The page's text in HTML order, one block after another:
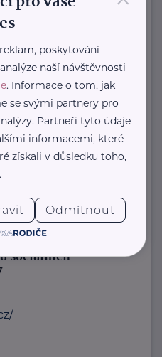
úřad Středočeský
zvláštní péči ...
sociálních
poskytování
naší návštěvnosti
. Informace o tom, jak
se svými partnery pro
Partneři tyto údaje
informacemi, které
získali v důsledku toho,
Odmítnout